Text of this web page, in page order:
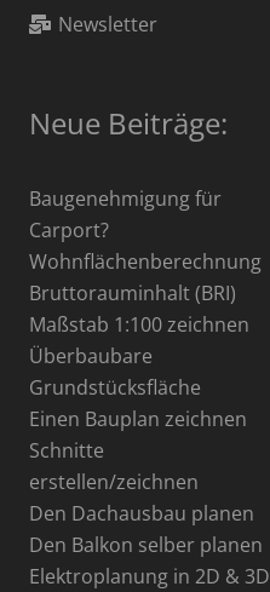
Newsletter
Neue Beiträge:
Baugenehmigung für
Carport?
Wohnflächenberechnung
Bruttorauminhalt (BRI)
Maßstab 1:100 zeichnen
Überbaubare
Grundstücksfläche
Einen Bauplan zeichnen
Schnitte
erstellen/zeichnen
Den Dachausbau planen
Den Balkon selber planen
Elektroplanung in 2D & 3D